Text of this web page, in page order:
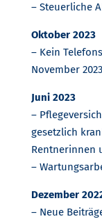
– Steuerliche
Oktober 2023
– Kein
November
Juni 2023
–
gesetzlich
Rentnerinnen
–
Dezember
– Neue